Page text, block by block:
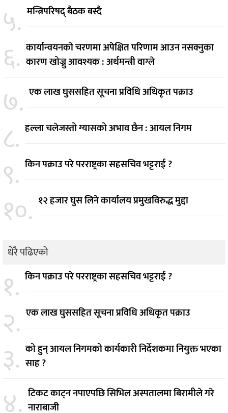
५. मन्त्रिपरिषद् बैठक बस्दै
६. कार्यान्वयनको चरणमा अपेक्षित परिणाम आउन नसक्नुका
कारण खोज्नु आवश्यक : अर्थमन्त्री वाग्ले
७. एक लाख घुससहित सूचना प्रविधि अधिकृत पक्राउ
८. हल्ला चलेजस्तो ग्यासको अभाव छैन : आयल निगम
९. किन पक्राउ परे परराष्ट्रका सहसचिव भट्टराई ?
१०. १२ हजार घुस लिने कार्यालय प्रमुखविरुद्ध मुद्दा
धेरै पढिएको
१. किन पक्राउ परे परराष्ट्रका सहसचिव भट्टराई ?
२. एक लाख घुससहित सूचना प्रविधि अधिकृत पक्राउ
३. को हुन् आयल निगमको कार्यकारी निर्देशकमा नियुक्त भएका
साह ?
४. टिकट काट्न नपाएपछि सिभिल अस्पतालमा बिरामीले गरे
नाराबाजी